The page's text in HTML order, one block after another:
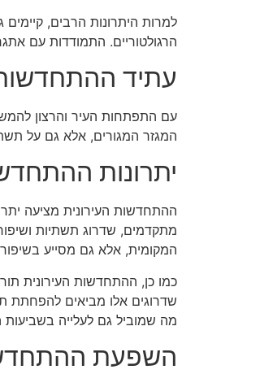
למרות היתרונות הרבים,
הרגולטוריים. התמודדות עם
עתיד
עם התפתחות העיר והרצון
המגזר המגורים, אלא גם על
יתרונות
ההתחדשות העירונית מציעה
מתקדמים, שדרוג תשתיות
המקומית, אלא גם מסייע בשיפור
כמו כן, ההתחדשות העירונית
שדרוגים אלו מביאים להפחתת
מה שמוביל גם לעלייה בשביעות
השפעת